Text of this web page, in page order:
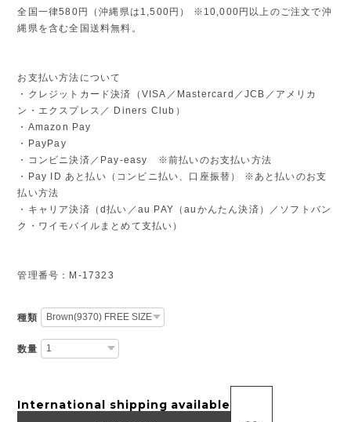
全国一律580円（沖縄県は1,500円） ※10,000円以上のご注文で沖
縄県を含む全国送料無料。
お支払い方法について
・クレジットカード決済（VISA／Mastercard／JCB／アメリカ
ン・エクスプレス／ Diners Club）
・Amazon Pay
・PayPay
・コンビニ決済／Pay-easy ※前払いのお支払い方法
・Pay ID あと払い（コンビニ払い、口座振替） ※あと払いのお支
払い方法
・キャリア決済（d払い／au PAY（auかんたん決済）／ソフトバン
ク・ワイモバイルまとめて支払い）
管理番号：M-17323
種類
数量
International shipping available